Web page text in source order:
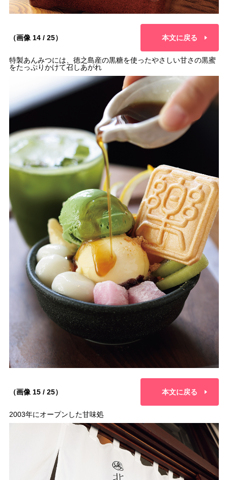
（画像 14 / 25） 本文に戻る
特製あんみつには、徳之島産の黒糖を使ったやさしい甘さの黒蜜
をたっぷりかけて召しあがれ
（画像 15 / 25） 本文に戻る
2003年にオープンした甘味処